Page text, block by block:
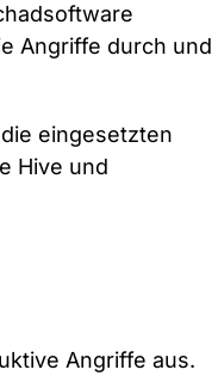
Angriffe durch und
eingesetzten
Hive und
Angriffe aus.